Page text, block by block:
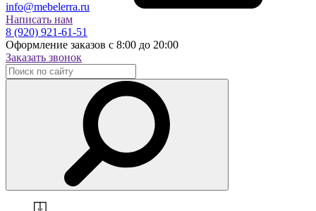
info@mebelerra.ru
Написать нам
8 (920) 921-61-51
Оформление заказов с 8:00 до 20:00
Заказать звонок